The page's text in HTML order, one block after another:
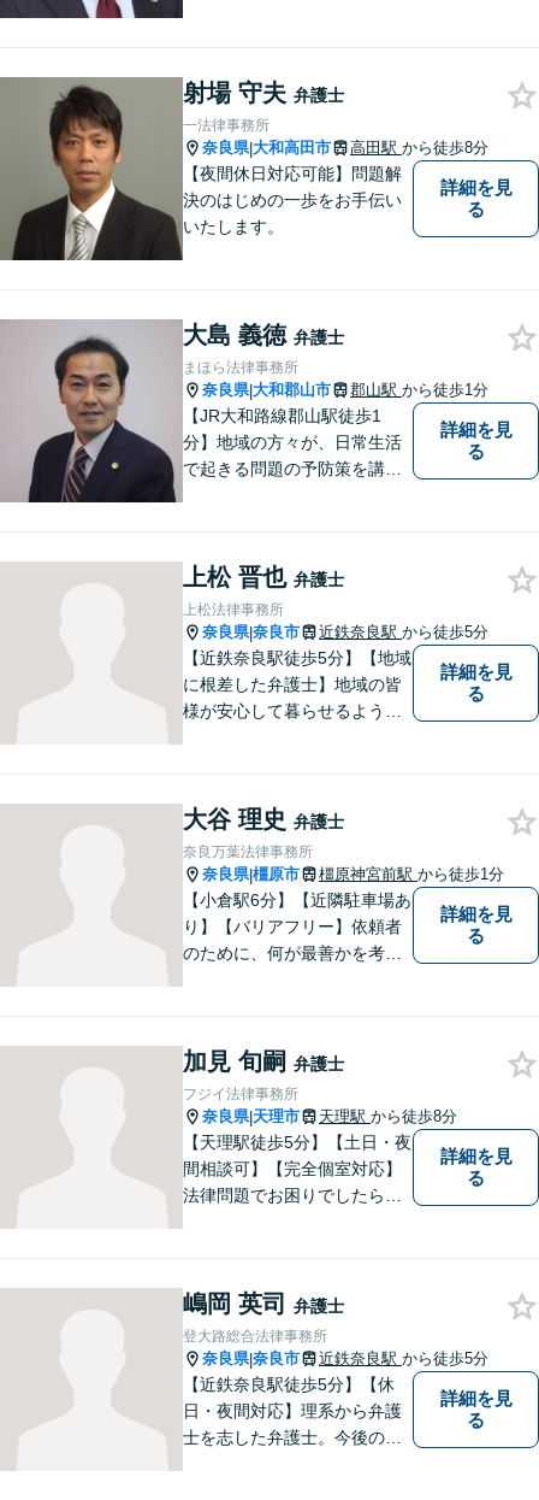
も惜しみません！「不安を安
心に」丁寧にサポートしま
す。お気軽にご相談ください
射場 守夫 弁護士
一法律事務所
奈良県|大和高田市 高田駅 から徒歩8分
【夜間休日対応可能】問題解
決のはじめの一歩をお手伝い
いたします。
詳細を見
る
大島 義徳 弁護士
まほら法律事務所
奈良県|大和郡山市 郡山駅 から徒歩1分
【JR大和路線郡山駅徒歩1
分】地域の方々が、日常生活
で起きる問題の予防策を講じ
身近な弁護士を目指していま
す。
詳細を見
る
上松 晋也 弁護士
上松法律事務所
奈良県|奈良市 近鉄奈良駅 から徒歩5分
【近鉄奈良駅徒歩5分】【地域
に根差した弁護士】地域の皆
様が安心して暮らせるように
対応します。【夜間／休日対
応可】法律トラブルでお悩み
の方は、お気軽にご相談くだ
さい。
詳細を見
る
大谷 理史 弁護士
奈良万葉法律事務所
奈良県|橿原市 橿原神宮前駅 から徒歩1分
【小倉駅6分】【近隣駐車場あ
り】【バリアフリー】依頼者
のために、何が最善かを考
決策を提案し続けます。 よろ
しくお願いします。
詳細を見
る
加見 旬嗣 弁護士
フジイ法律事務所
奈良県|天理市 天理駅 から徒歩8分
【天理駅徒歩5分】【土日・夜
間相談可】【完全個室対応】
法律問題でお困りでしたらお
いたします。お早めのご相談
が納得のいく解決への第一歩
です。
詳細を見
る
嶋岡 英司 弁護士
登大路総合法律事務所
奈良県|奈良市 近鉄奈良駅 から徒歩5分
【近鉄奈良駅徒歩5分】【休
日・夜間対応】理系から弁護
士を志した弁護士。今後の生
詳細を見
る